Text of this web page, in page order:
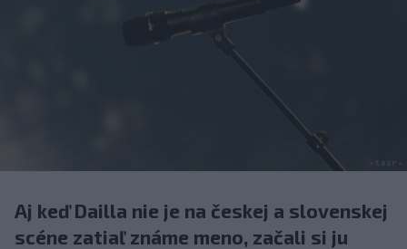
Aj keď Dailla nie je na českej a slovenskej
scéne zatiaľ známe meno, začali si ju